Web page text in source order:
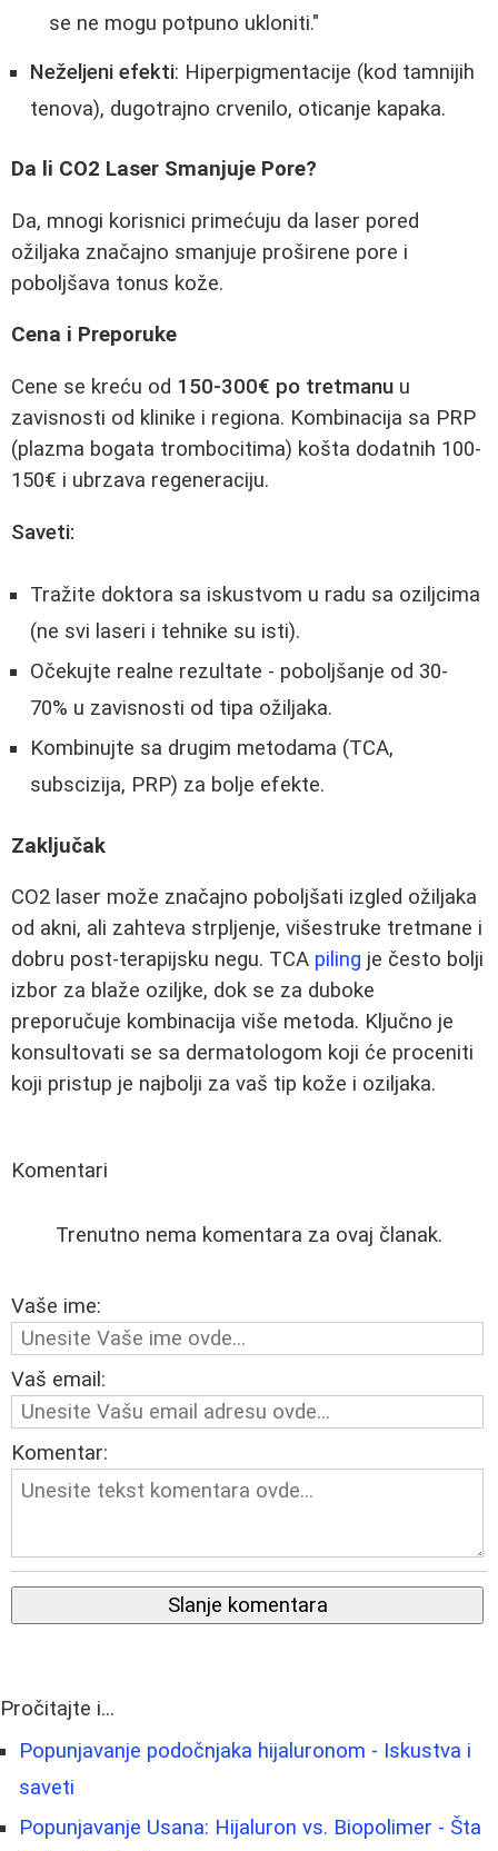
se ne mogu potpuno ukloniti."
Neželjeni efekti: Hiperpigmentacije (kod tamnijih
tenova), dugotrajno crvenilo, oticanje kapaka.
Da li CO2 Laser Smanjuje Pore?
Da, mnogi korisnici primećuju da laser pored
ožiljaka značajno smanjuje proširene pore i
poboljšava tonus kože.
Cena i Preporuke
Cene se kreću od 150-300€ po tretmanu u
zavisnosti od klinike i regiona. Kombinacija sa PRP
(plazma bogata trombocitima) košta dodatnih 100-
150€ i ubrzava regeneraciju.
Saveti:
Tražite doktora sa iskustvom u radu sa oziljcima
(ne svi laseri i tehnike su isti).
Očekujte realne rezultate - poboljšanje od 30-
70% u zavisnosti od tipa ožiljaka.
Kombinujte sa drugim metodama (TCA,
subscizija, PRP) za bolje efekte.
Zaključak
CO2 laser može značajno poboljšati izgled ožiljaka
od akni, ali zahteva strpljenje, višestruke tretmane i
dobru post-terapijsku negu. TCA piling je često bolji
izbor za blaže oziljke, dok se za duboke
preporučuje kombinacija više metoda. Ključno je
konsultovati se sa dermatologom koji će proceniti
koji pristup je najbolji za vaš tip kože i oziljaka.
Komentari
Trenutno nema komentara za ovaj članak.
Vaše ime:
Vaš email:
Komentar:
Slanje komentara
Pročitajte i...
Popunjavanje podočnjaka hijaluronom - Iskustva i
saveti
Popunjavanje Usana: Hijaluron vs. Biopolimer - Šta